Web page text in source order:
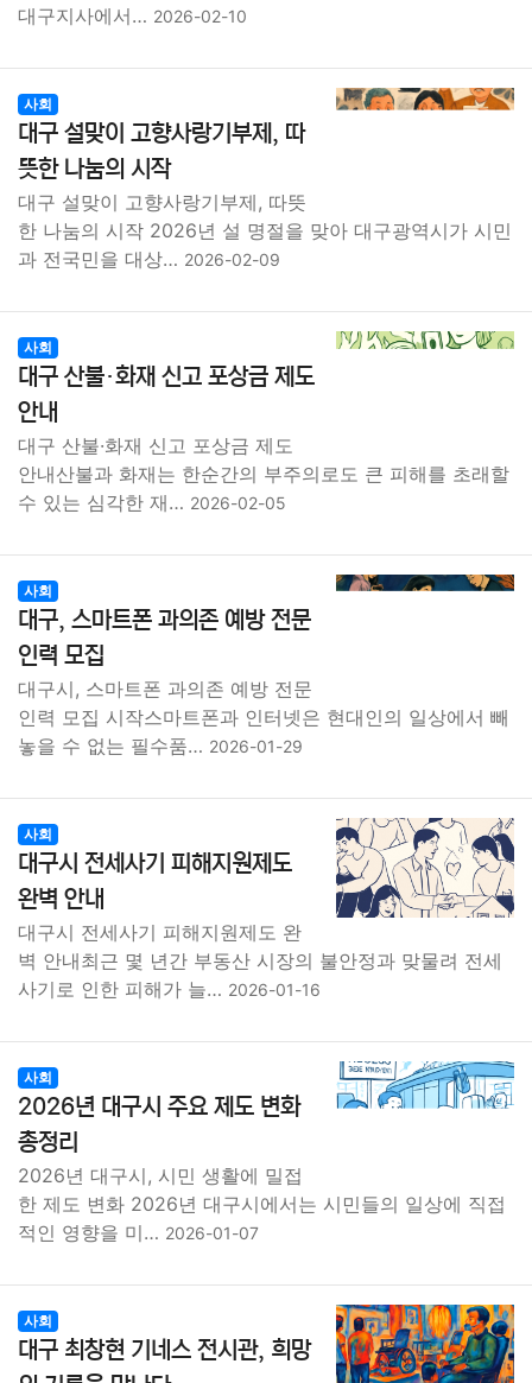
대구지사에서… 2026-02-10
사회
대구 설맞이 고향사랑기부제, 따
뜻한 나눔의 시작
대구 설맞이 고향사랑기부제, 따뜻
한 나눔의 시작 2026년 설 명절을 맞아 대구광역시가 시민
과 전국민을 대상… 2026-02-09
사회
대구 산불·화재 신고 포상금 제도
안내
대구 산불·화재 신고 포상금 제도
안내산불과 화재는 한순간의 부주의로도 큰 피해를 초래할
수 있는 심각한 재… 2026-02-05
사회
대구, 스마트폰 과의존 예방 전문
인력 모집
대구시, 스마트폰 과의존 예방 전문
인력 모집 시작스마트폰과 인터넷은 현대인의 일상에서 빼
놓을 수 없는 필수품… 2026-01-29
사회
대구시 전세사기 피해지원제도
완벽 안내
대구시 전세사기 피해지원제도 완
벽 안내최근 몇 년간 부동산 시장의 불안정과 맞물려 전세
사기로 인한 피해가 늘… 2026-01-16
사회
2026년 대구시 주요 제도 변화
총정리
2026년 대구시, 시민 생활에 밀접
한 제도 변화 2026년 대구시에서는 시민들의 일상에 직접
적인 영향을 미… 2026-01-07
사회
대구 최창현 기네스 전시관, 희망